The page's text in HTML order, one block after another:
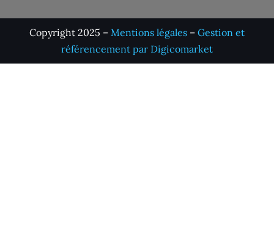
Copyright 2025 – Mentions légales – Gestion et
référencement par Digicomarket